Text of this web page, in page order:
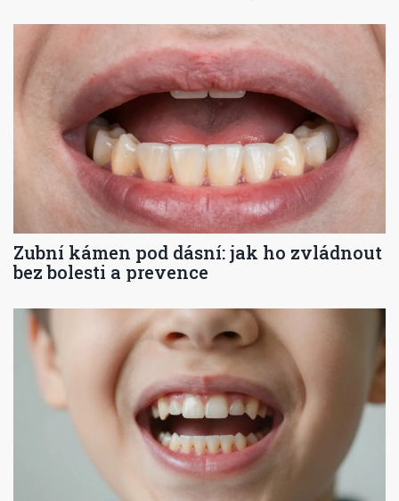
Zubní kámen pod dásní: jak ho zvládnout
bez bolesti a prevence